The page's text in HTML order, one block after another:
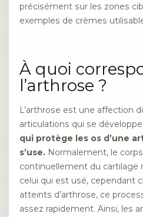
précisément sur les zones
exemples de crèmes
À quoi
l’arthrose ?
L’arthrose est une affection
articulations qui se
qui protège les os d’une
s’use. Normalement, le
continuellement du cartilage
celui qui est usé, cependant
atteints d’arthrose, ce
assez rapidement. Ainsi, les